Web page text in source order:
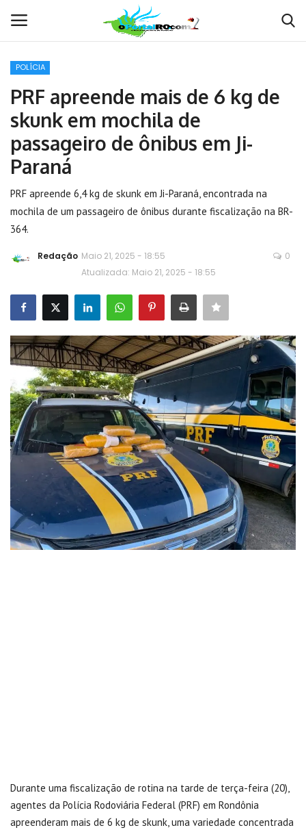
Home
POLÍTICA
Contato
MUNDO
BRASIL
POLÍCIA
PRF apreende mais de 6 kg de
skunk em mochila de
passageiro de ônibus em Ji-
Paraná
PRF apreende 6,4 kg de skunk em Ji-Paraná, encontrada na
mochila de um passageiro de ônibus durante fiscalização na BR-
364.
Redação Maio 21, 2025 - 18:55
Atualizada: Maio 21, 2025 - 18:55
0
Durante uma fiscalização de rotina na tarde de terça-feira (20),
agentes da Polícia Rodoviária Federal (PRF) em Rondônia
apreenderam mais de 6 kg de skunk, uma variedade concentrada